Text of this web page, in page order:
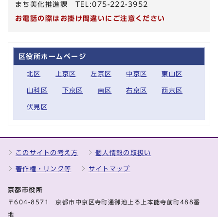
まち美化推進課 TEL:075-222-3952
お電話の際はお掛け間違いにご注意ください
区役所ホームページ
北区 上京区 左京区 中京区 東山区
山科区 下京区 南区 右京区 西京区
伏見区
このサイトの考え方 個人情報の取扱い
著作権・リンク等 サイトマップ
京都市役所
〒604-8571 京都市中京区寺町通御池上る上本能寺前町488番
地